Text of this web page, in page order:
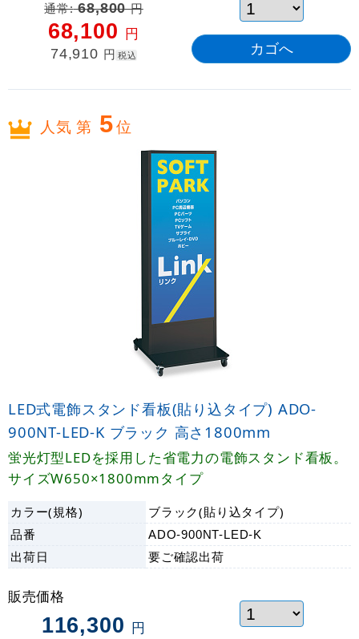
通常:68,800円
68,100 円
74,910 円 税込
人気 第 5位
LED式電飾スタンド看板(貼り込タイプ) ADO-
900NT-LED-K ブラック 高さ1800mm
蛍光灯型LEDを採用した省電力の電飾スタンド看板。
サイズW650×1800mmタイプ
カラー(規格)
ブラック(貼り込タイプ)
品番
ADO-900NT-LED-K
出荷日 要ご確認出荷
販売価格
116,300 円